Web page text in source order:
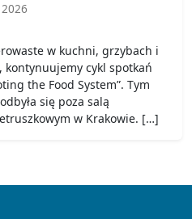
w kuchni, grzybach i
cykl spotkań
the Food System”. Tym
się poza salą
w Krakowie. […]